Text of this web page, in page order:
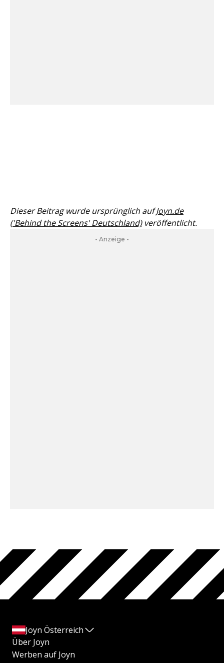
Dieser Beitrag wurde ursprünglich aufJoyn.de
('Behind the Screens' Deutschland)veröffentlicht.
- Anzeige -
Joyn Österreich
Über Joyn
Werben auf Joyn